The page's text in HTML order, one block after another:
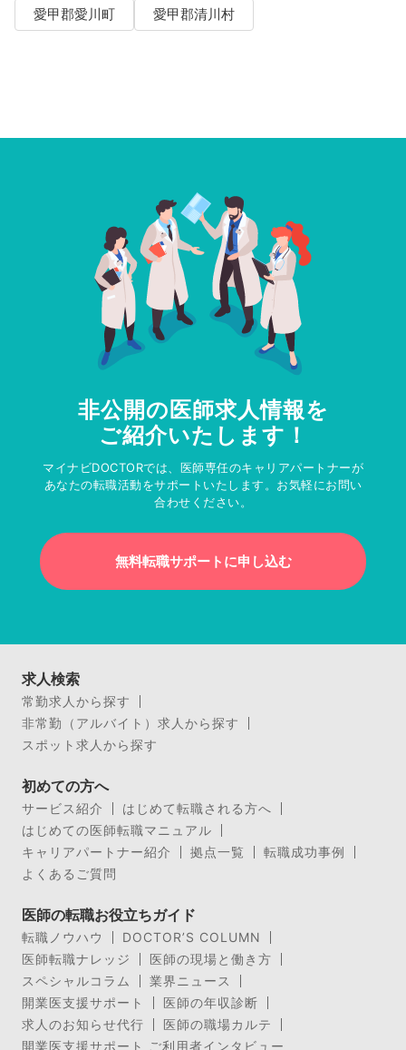
愛甲郡愛川町
愛甲郡清川村
非公開の医師求人情報を
ご紹介いたします！
マイナビDOCTORでは、医師専任のキャリアパートナーが
あなたの転職活動をサポートいたします。お気軽にお問い
合わせください。
無料転職サポートに申し込む
求人検索
常勤求人から探す
非常勤（アルバイト）求人から探す
スポット求人から探す
初めての方へ
サービス紹介
はじめて転職される方へ
はじめての医師転職マニュアル
キャリアパートナー紹介
拠点一覧
転職成功事例
よくあるご質問
医師の転職お役立ちガイド
転職ノウハウ
DOCTOR’S COLUMN
医師転職ナレッジ
医師の現場と働き方
スペシャルコラム
業界ニュース
開業医支援サポート
医師の年収診断
求人のお知らせ代行
医師の職場カルテ
開業医支援サポート ご利用者インタビュー